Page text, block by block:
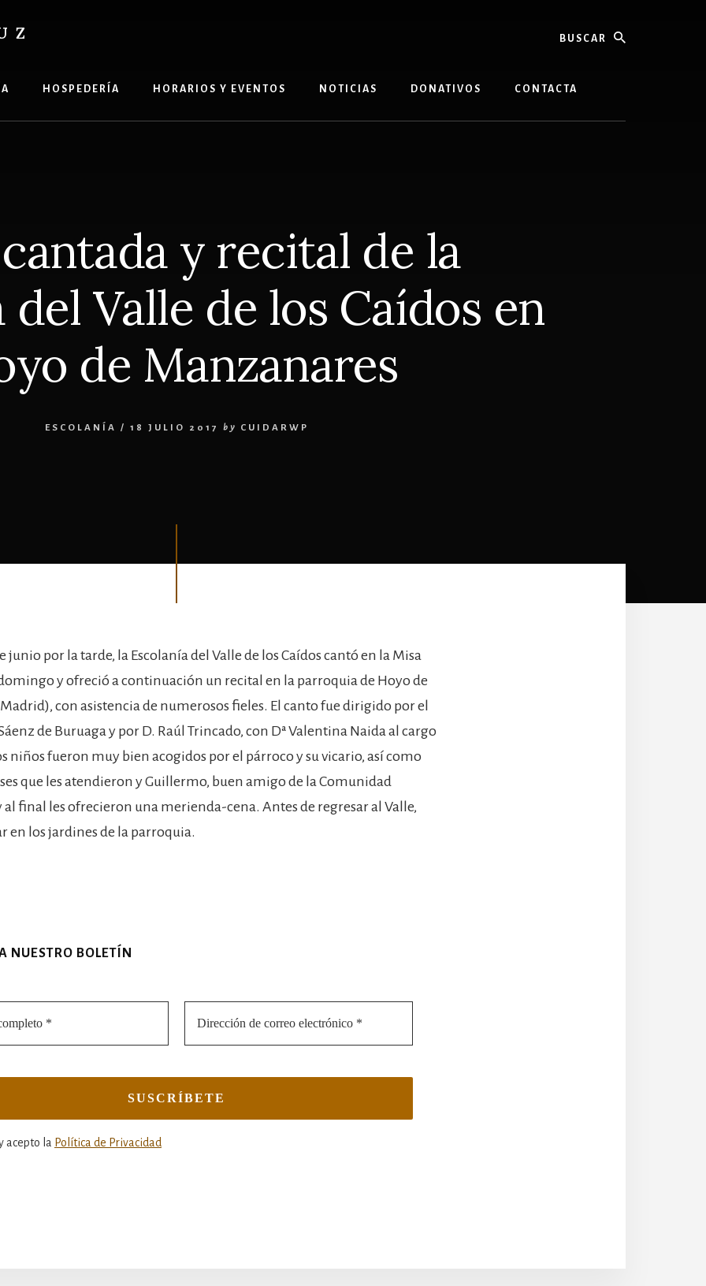
HOSPEDERÍA HORARIOS Y EVENTOS NOTICIAS DONATIVOS CONTACTA
y recital de la
del Valle de los Caídos en
de Manzanares
ESCOLANÍA / 18 JULIO 2017 by CUIDARWP
junio por la tarde, la Escolanía del Valle de los Caídos cantó en la Misa
y ofreció a continuación un recital en la parroquia de Hoyo de
con asistencia de numerosos fieles. El canto fue dirigido por el
de Buruaga y por D. Raúl Trincado, con Dª Valentina Naida al cargo
niños fueron muy bien acogidos por el párroco y su vicario, así como
que les atendieron y Guillermo, buen amigo de la Comunidad
final les ofrecieron una merienda-cena. Antes de regresar al Valle,
en los jardines de la parroquia.
NUESTRO BOLETÍN
acepto la Política de Privacidad